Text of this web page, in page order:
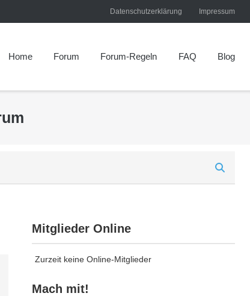
Datenschutzerklärung Impressum
Home Forum Forum-Regeln FAQ Blog
Mitglieder Online
Zurzeit keine Online-Mitglieder
Mach mit!